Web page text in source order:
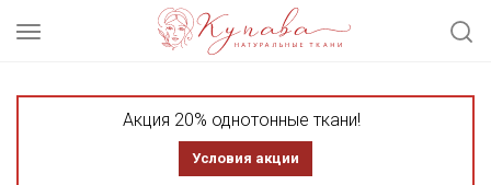
Акция 20% однотонные ткани!
Условия акции